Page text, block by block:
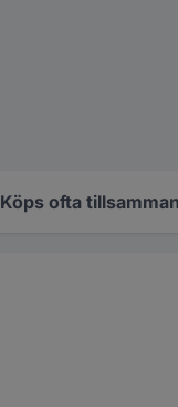
Köps ofta